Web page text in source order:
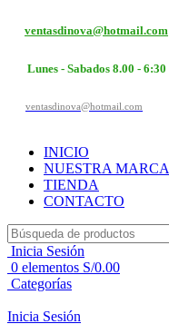
ventasdinova@hotmail.com
Lunes - Sabados 8.00 - 6:30
ventasdinova@hotmail.com
INICIO
NUESTRA MARCA
TIENDA
CONTACTO
Inicia Sesión
0 elementos S/0.00
Categorías
Inicia Sesión